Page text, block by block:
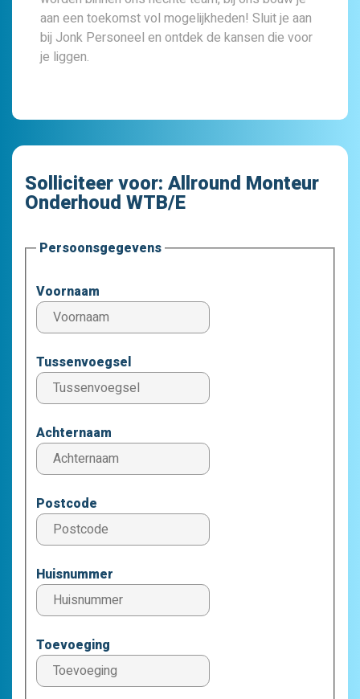
aan een toekomst vol mogelijkheden! Sluit je aan
bij Jonk Personeel en ontdek de kansen die voor
je liggen.
Solliciteer voor: Allround Monteur
Onderhoud WTB/E
Persoonsgegevens
Voornaam
Tussenvoegsel
Achternaam
Postcode
Huisnummer
Toevoeging